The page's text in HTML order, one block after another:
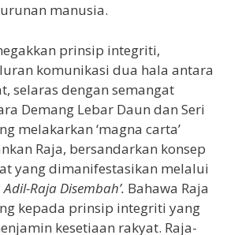
manusia.
prinsip integriti,
komunikasi dua hala antara
selaras dengan semangat
Demang Lebar Daun dan Seri
melakarkan ‘magna carta’
Raja, bersandarkan konsep
yang dimanifestasikan melalui
Adil-Raja Disembah’. Bahawa Raja
kepada prinsip integriti yang
kesetiaan rakyat. Raja-